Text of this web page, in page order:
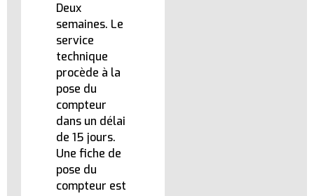
Deux
semaines. Le
service
technique
procède à la
pose du
compteur
dans un délai
de 15 jours.
Une fiche de
pose du
compteur est